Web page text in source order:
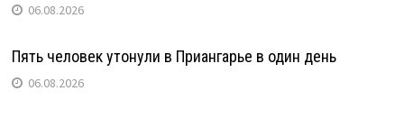
06.08.2026
Пять человек утонули в Приангарье в один день
06.08.2026